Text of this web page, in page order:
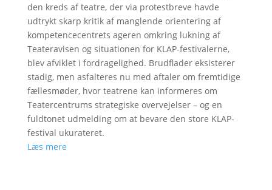
den kreds af teatre, der via protestbreve havde
udtrykt skarp kritik af manglende orientering af
kompetencecentrets ageren omkring lukning af
Teateravisen og situationen for KLAP-festivalerne,
blev afviklet i fordragelighed. Brudflader eksisterer
stadig, men asfalteres nu med aftaler om fremtidige
fællesmøder, hvor teatrene kan informeres om
Teatercentrums strategiske overvejelser – og en
fuldtonet udmelding om at bevare den store KLAP-
festival ukurateret.
Læs mere